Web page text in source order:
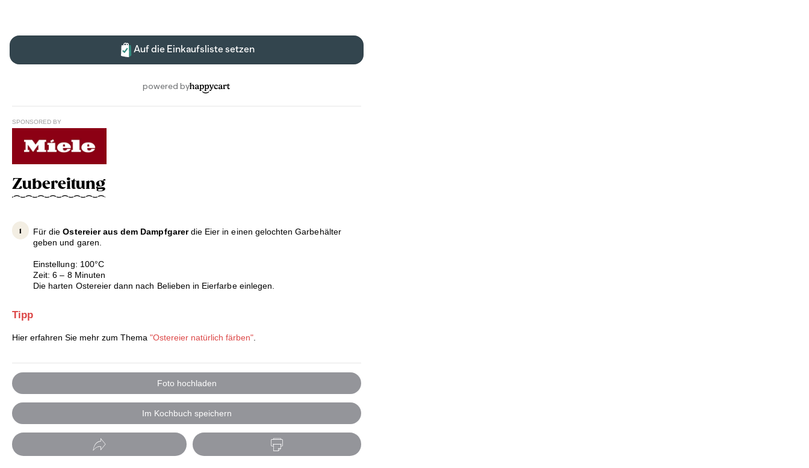
SPONSORED BY
Zubereitung
Für dieOstereier aus dem Dampfgarerdie Eier in einen gelochten Garbehälter
geben und garen.
Einstellung: 100°C
Zeit: 6 – 8 Minuten
Die harten Ostereier dann nach Belieben in Eierfarbe einlegen.
Tipp
Hier erfahren Sie mehr zum Thema "Ostereier natürlich färben".
Foto hochladen
Im Kochbuch speichern